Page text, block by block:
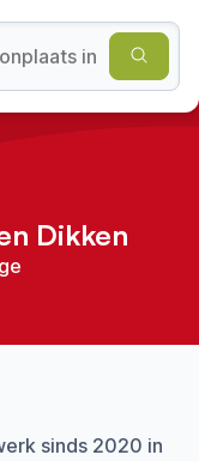
Dikken
sinds 2020 in